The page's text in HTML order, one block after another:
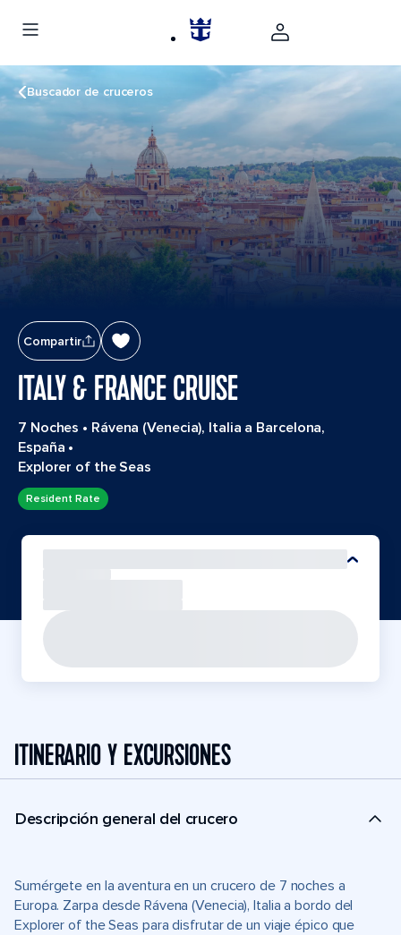
Buscador de cruceros
Compartir
ITALY & FRANCE CRUISE
7 Noches • Rávena (Venecia), Italia a Barcelona,
España •
Explorer of the Seas
Resident Rate
ITINERARIO Y EXCURSIONES
Descripción general del crucero
Sumérgete en la aventura en un crucero de 7 noches a
Europa. Zarpa desde Rávena (Venecia), Italia a bordo del
Explorer of the Seas para disfrutar de un viaje épico que